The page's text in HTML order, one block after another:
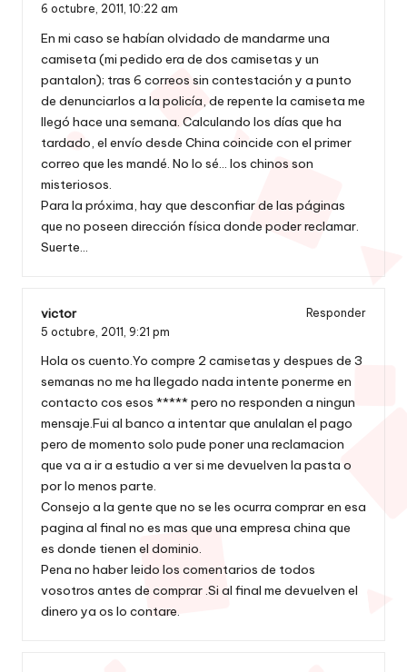
6 octubre, 2011, 10:22 am
En mi caso se habían olvidado de mandarme una
camiseta (mi pedido era de dos camisetas y un
pantalon); tras 6 correos sin contestación y a punto
de denunciarlos a la policía, de repente la camiseta me
llegó hace una semana. Calculando los días que ha
tardado, el envío desde China coincide con el primer
correo que les mandé. No lo sé… los chinos son
misteriosos.
Para la próxima, hay que desconfiar de las páginas
que no poseen dirección física donde poder reclamar.
Suerte…
victor
Responder
5 octubre, 2011, 9:21 pm
Hola os cuento.Yo compre 2 camisetas y despues de 3
semanas no me ha llegado nada intente ponerme en
contacto cos esos ***** pero no responden a ningun
mensaje.Fui al banco a intentar que anulalan el pago
pero de momento solo pude poner una reclamacion
que va a ir a estudio a ver si me devuelven la pasta o
por lo menos parte.
Consejo a la gente que no se les ocurra comprar en esa
pagina al final no es mas que una empresa china que
es donde tienen el dominio.
Pena no haber leido los comentarios de todos
vosotros antes de comprar .Si al final me devuelven el
dinero ya os lo contare.